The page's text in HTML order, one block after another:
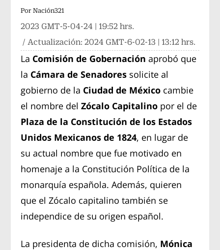
Por Nación321
2023 GMT-5-04-24 | 19:52 hrs.
/ Actualización:2024 GMT-6-02-13 | 13:12 hrs.
La Comisión de Gobernación aprobó que
la Cámara de Senadores solicite al
gobierno de la Ciudad de México cambie
el nombre delZócalo Capitalino por el de
Plaza de la Constitución de los Estados
Unidos Mexicanos de 1824, en lugar de
su actual nombre que fue motivado en
homenaje a la Constitución Política de la
monarquía española. Además, quieren
que el Zócalo capitalino también se
independice de su origen español.
La presidenta de dicha comisión, Mónica